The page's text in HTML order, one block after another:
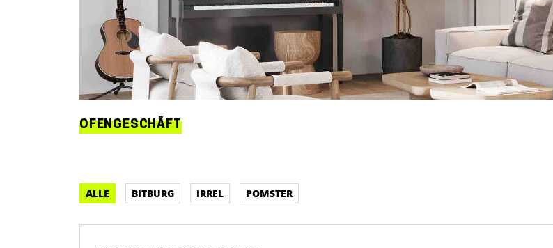
OFENGESCHÄFT
ALLE BITBURG IRREL POMSTER